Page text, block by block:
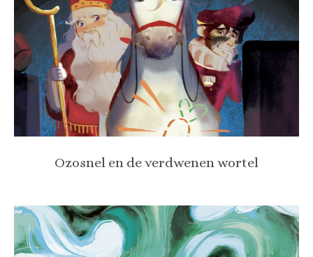
Ozosnel en de verdwenen wortel